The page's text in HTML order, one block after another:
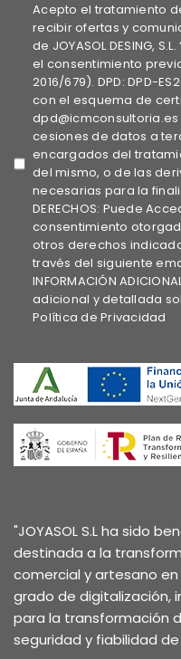
Acepto el tratamiento
recibir ofertas y
de JOYASOL DESING,
el consentimiento
2016/679). DPD: DPD-
con el esquema de
cesiones de datos a
encargados del
del mismo, o de las
necesarias para la
DERECHOS: Puede
consentimiento
otros derechos
través del siguiente
INFORMACIÓN
adicional y detallada
Política de Privacidad
"JOYASOL S.L ha sido
destinada a la
comercial y artesano
grado de digitalización,
para la transformación
seguridad y fiabilidad